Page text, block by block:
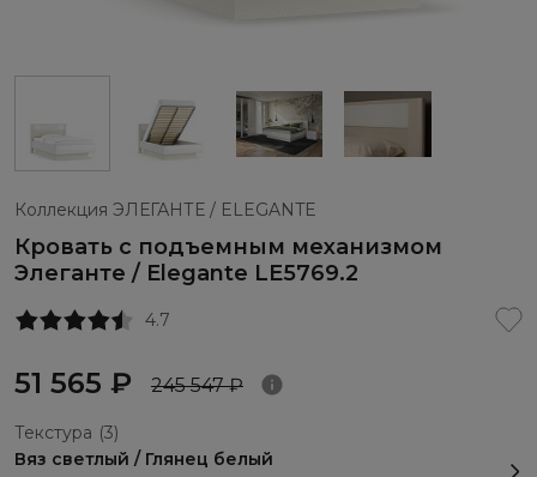
Коллекция ЭЛЕГАНТЕ / ELEGANTE
Кровать с подъемным механизмом
Элеганте / Elegante LE5769.2
4.7
51 565 ₽ 245 547 ₽
Текстура (3)
Вяз светлый / Глянец белый